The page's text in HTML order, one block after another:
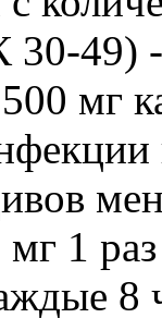
49)
мг
мг 1
8